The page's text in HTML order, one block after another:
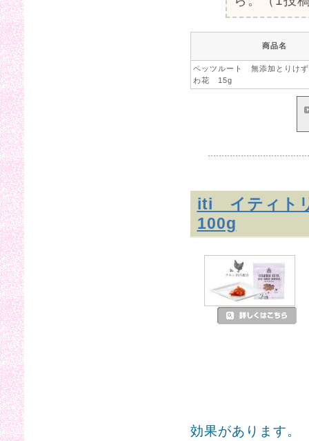
商品名
ペッツルート 無添加とりけ
わ花 15g
iti イティト
100g
効果があります。